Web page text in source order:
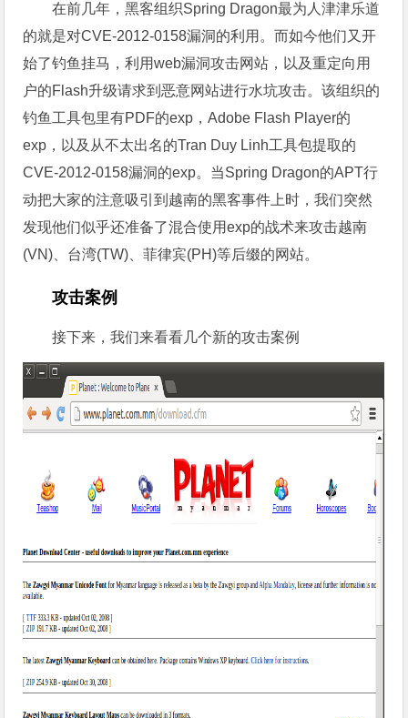
在前几年，黑客组织Spring Dragon最为人津津乐道
的就是对CVE-2012-0158漏洞的利用。而如今他们又开
始了钓鱼挂马，利用web漏洞攻击网站，以及重定向用
户的Flash升级请求到恶意网站进行水坑攻击。该组织的
钓鱼工具包里有PDF的exp，Adobe Flash Player的
exp，以及从不太出名的Tran Duy Linh工具包提取的
CVE-2012-0158漏洞的exp。当Spring Dragon的APT行
动把大家的注意吸引到越南的黑客事件上时，我们突然
发现他们似乎还准备了混合使用exp的战术来攻击越南
(VN)、台湾(TW)、菲律宾(PH)等后缀的网站。
攻击案例
接下来，我们来看看几个新的攻击案例